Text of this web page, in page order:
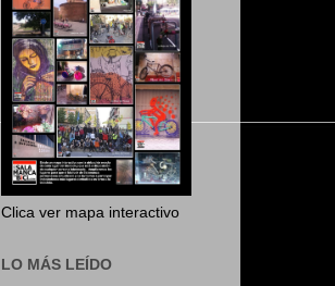
Clica ver mapa interactivo
LO MÁS LEÍDO